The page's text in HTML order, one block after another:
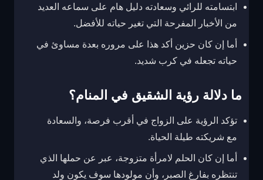
ابتسامته للرائي وسعادته دليل هام على سماعه العديد
من الأخبار المفرحة التي تغير حياته للأفضل.
أما إن كان حزين أكد هذا على مروره بعدة مساوئ في
حياته تجعله في كرب شديد.
ما دلالة رؤية الشقيق في المنام؟
تؤكد الرؤية على الزواج في أقرب فرصة، والسعادة
مع شريكته طيلة الحياة.
أما إن كان الحلم لامرأة متزوجة، عبر عن حملها الذي
تنتظره بفارغ الصبر، وأن مولودها سوف يكون ولد